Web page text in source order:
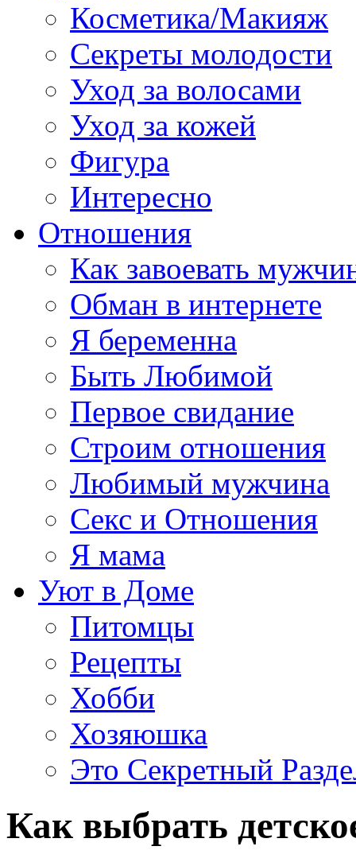
Косметика/Макияж
Секреты молодости
Уход за волосами
Уход за кожей
Фигура
Интересно
Отношения
Как завоевать
Обман в интернете
Я беременна
Быть Любимой
Первое свидание
Строим отношения
Любимый мужчина
Секс и Отношения
Я мама
Уют в Доме
Питомцы
Рецепты
Хобби
Хозяюшка
Это Секретный
Как выбрать